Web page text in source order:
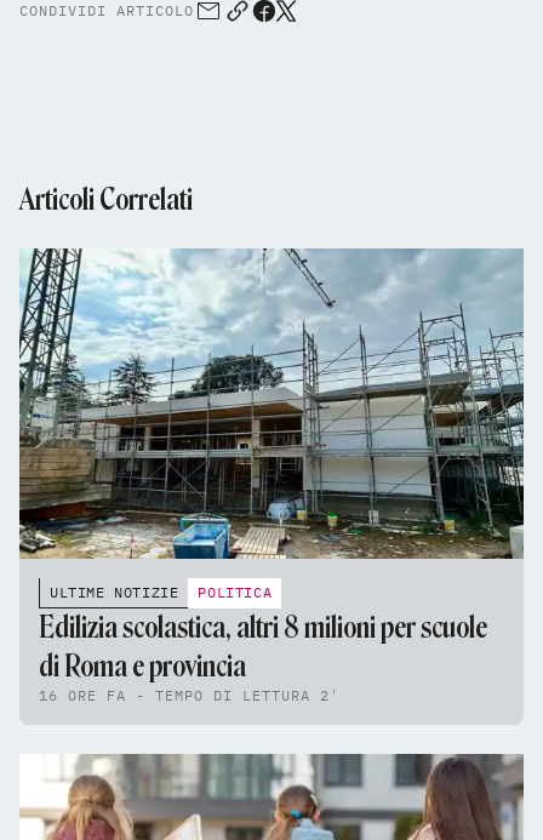
CONDIVIDI ARTICOLO
Articoli Correlati
ULTIME NOTIZIE POLITICA
Edilizia scolastica, altri 8 milioni per scuole
di Roma e provincia
16 ORE FA - TEMPO DI LETTURA 2'